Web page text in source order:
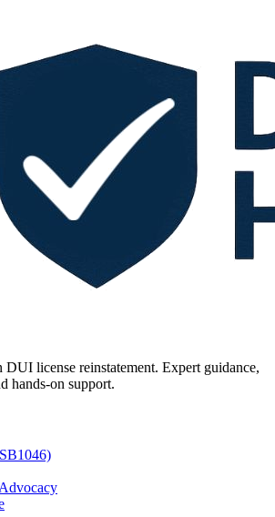
DUI license reinstatement. Expert guidance,
hands-on support.